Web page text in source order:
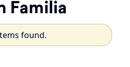
Familia
found.